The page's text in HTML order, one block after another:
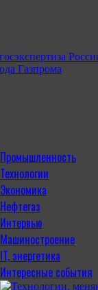
Промышленность
Технологии
Экономика
Нефтегаз
Интервью
Машиностроение
IT, энергетика
Интересные события